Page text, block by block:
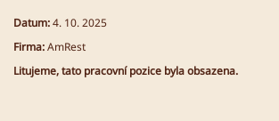
Datum:4. 10. 2025
Firma:AmRest
Litujeme, tato pracovní pozice byla obsazena.